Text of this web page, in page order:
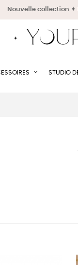
Nouvelle collection ✦
STUDIO